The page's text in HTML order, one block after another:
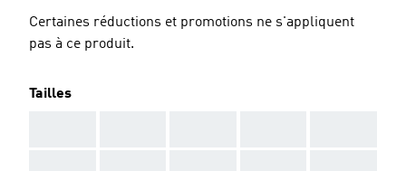
Certaines réductions et promotions ne s'appliquent
pas à ce produit.
Tailles